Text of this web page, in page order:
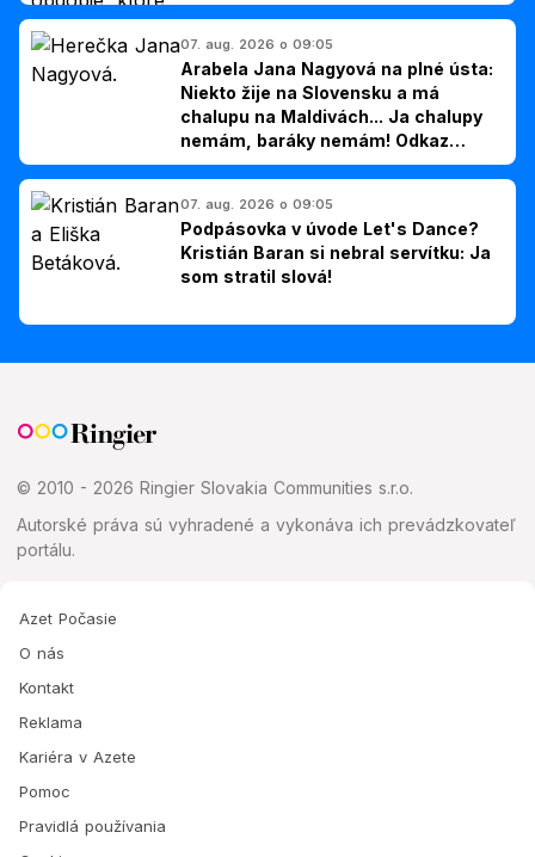
07. aug. 2026 o 09:05
Arabela Jana Nagyová na plné ústa:
Niekto žije na Slovensku a má
chalupu na Maldivách... Ja chalupy
nemám, baráky nemám! Odkaz
Slovákom
07. aug. 2026 o 09:05
Podpásovka v úvode Let's Dance?
Kristián Baran si nebral servítku: Ja
som stratil slová!
© 2010 - 2026 Ringier Slovakia Communities s.r.o.
Autorské práva sú vyhradené a vykonáva ich prevádzkovateľ
portálu.
Azet Počasie
O nás
Kontakt
Reklama
Kariéra v Azete
Pomoc
Pravidlá používania